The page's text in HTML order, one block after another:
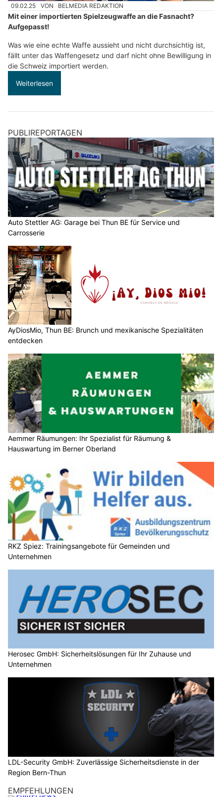
09.02.25 VON BELMEDIA REDAKTION
Mit einer importierten Spielzeugwaffe an die Fasnacht?
Aufgepasst!
Was wie eine echte Waffe aussieht und nicht durchsichtig ist,
fällt unter das Waffengesetz und darf nicht ohne Bewilligung in
die Schweiz importiert werden.
Weiterlesen
PUBLIREPORTAGEN
Auto Stettler AG: Garage bei Thun BE für Service und
Carrosserie
AyDiosMio, Thun BE: Brunch und mexikanische Spezialitäten
entdecken
Aemmer Räumungen: Ihr Spezialist für Räumung &
Hauswartung im Berner Oberland
RKZ Spiez: Trainingsangebote für Gemeinden und
Unternehmen
Herosec GmbH: Sicherheitslösungen für Ihr Zuhause und
Unternehmen
LDL-Security GmbH: Zuverlässige Sicherheitsdienste in der
Region Bern-Thun
EMPFEHLUNGEN